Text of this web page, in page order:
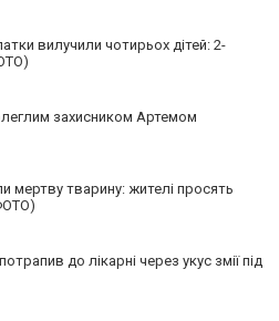
вилучили чотирьох дітей: 2-
захисником Артемом
мертву тварину: жителі просять
до лікарні через укус змії під